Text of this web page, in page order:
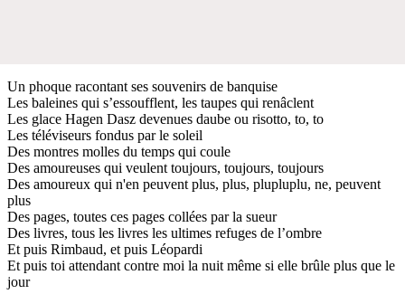
Un phoque racontant ses souvenirs de banquise
Les baleines qui s’essoufflent, les taupes qui renâclent
Les glace Hagen Dasz devenues daube ou risotto, to, to
Les téléviseurs fondus par le soleil
Des montres molles du temps qui coule
Des amoureuses qui veulent toujours, toujours, toujours
Des amoureux qui n'en peuvent plus, plus, plupluplu, ne, peuvent
plus
Des pages, toutes ces pages collées par la sueur
Des livres, tous les livres les ultimes refuges de l’ombre
Et puis Rimbaud, et puis Léopardi
Et puis toi attendant contre moi la nuit même si elle brûle plus que le
jour